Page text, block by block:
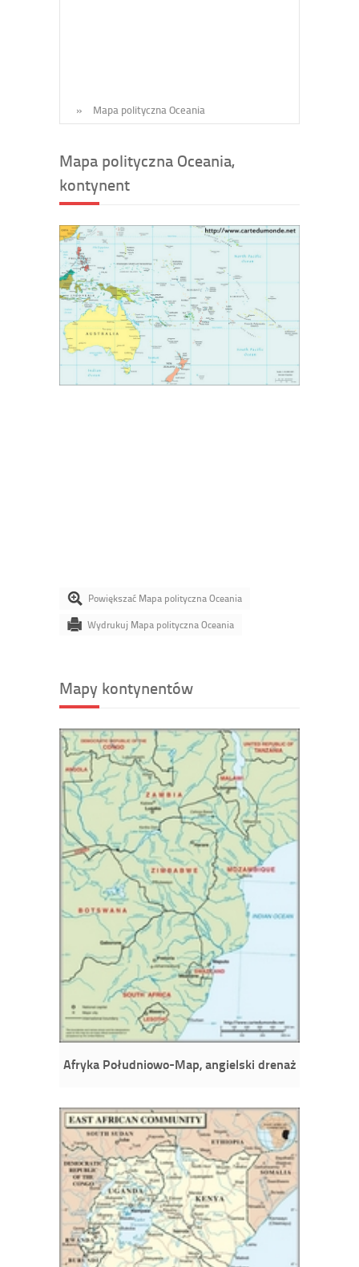
» Mapa polityczna Oceania
Mapa polityczna Oceania,
kontynent
Powiększać Mapa polityczna Oceania
Wydrukuj Mapa polityczna Oceania
Mapy kontynentów
Afryka Południowo-Map, angielski drenaż